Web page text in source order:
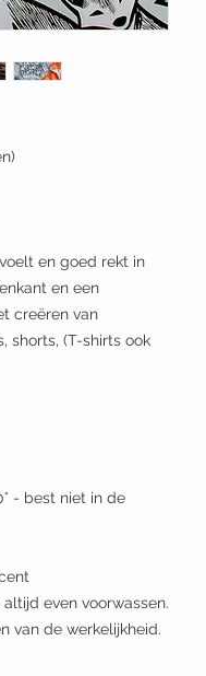
en goed rekt in
en een
creëren van
shorts, (T-shirts ook
- best niet in de
even voorwassen.
van de werkelijkheid.